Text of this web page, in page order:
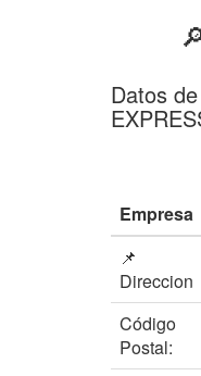
Datos
Empresa
📌
Direccion
Código
Postal: